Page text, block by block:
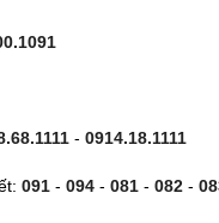
- 0914.18.1111
091 - 094 - 081 - 082 -